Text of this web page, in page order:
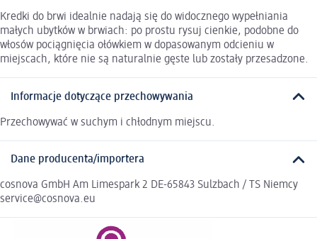
Kredki do brwi idealnie nadają się do widocznego wypełniania
małych ubytków w brwiach: po prostu rysuj cienkie, podobne do
włosów pociągnięcia ołówkiem w dopasowanym odcieniu w
miejscach, które nie są naturalnie gęste lub zostały przesadzone.
Informacje dotyczące przechowywania
Przechowywać w suchym i chłodnym miejscu.
Dane producenta/importera
cosnova GmbH Am Limespark 2 DE-65843 Sulzbach / TS Niemcy
service@cosnova.eu